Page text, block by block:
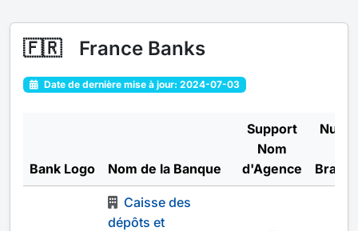
🇫🇷 France Banks
Date de dernière mise à jour: 2024-07-03
Bank Logo Nom de la Banque
Support
Nom
d'Agence
Caisse des
dépôts et